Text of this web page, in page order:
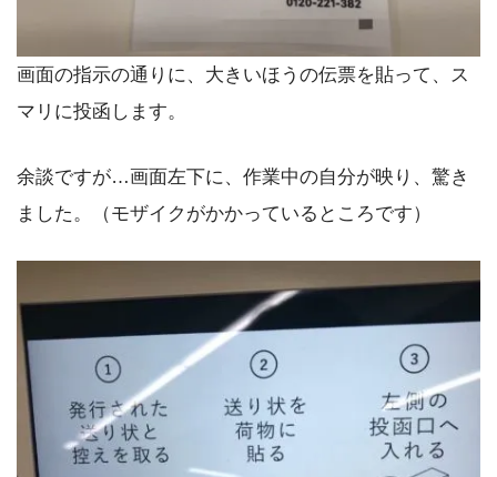
画面の指示の通りに、大きいほうの伝票を貼って、ス
マリに投函します。
余談ですが…画面左下に、作業中の自分が映り、驚き
ました。（モザイクがかかっているところです）